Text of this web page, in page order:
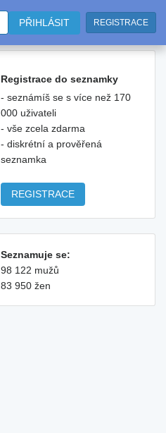
PŘIHLÁSIT REGISTRACE
Registrace do seznamky
- seznámíš se s více než 170
000 uživateli
- vše zcela zdarma
- diskrétní a prověřená
seznamka
REGISTRACE
Seznamuje se:
98 122 mužů
83 950 žen